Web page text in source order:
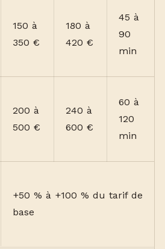
150 à
350 €
180 à
420 €
45 à
90
min
200 à
500 €
240 à
600 €
60 à
120
min
+50 % à +100 % du tarif de
base